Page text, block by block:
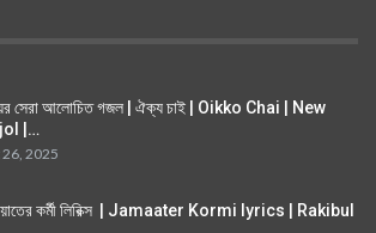
সেরা আলোচিত গজল | ঐক্য চাই | Oikko Chai | New
|…
2025
কর্মী লিরিক্স | Jamaater Kormi lyrics | Rakibul